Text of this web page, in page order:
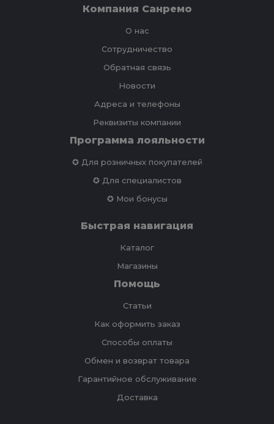
Компания Санремо
О нас
Сотрудничество
Обратная связь
Новости
Адреса и телефоны
Реквизиты компании
Программа лояльности
✪ Для розничных покупателей
✪ Для специалистов
✪ Мои бонусы
Быстрая навигация
Каталог
Магазины
Помощь
Статьи
Как оформить заказ
Способы оплаты
Обмен и возврат товара
Гарантийное обслуживание
Доставка